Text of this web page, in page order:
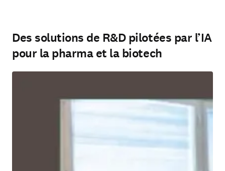
Des solutions de R&D pilotées par l’IA
pour la pharma et la biotech